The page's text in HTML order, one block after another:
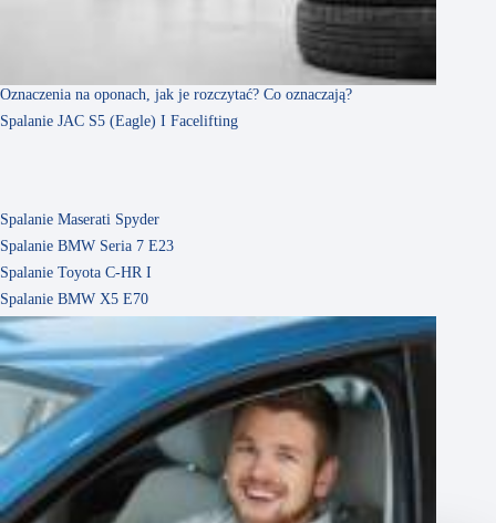
Oznaczenia na oponach, jak je rozczytać? Co oznaczają?
Spalanie JAC S5 (Eagle) I Facelifting
Spalanie Maserati Spyder
Spalanie BMW Seria 7 E23
Spalanie Toyota C-HR I
Spalanie BMW X5 E70